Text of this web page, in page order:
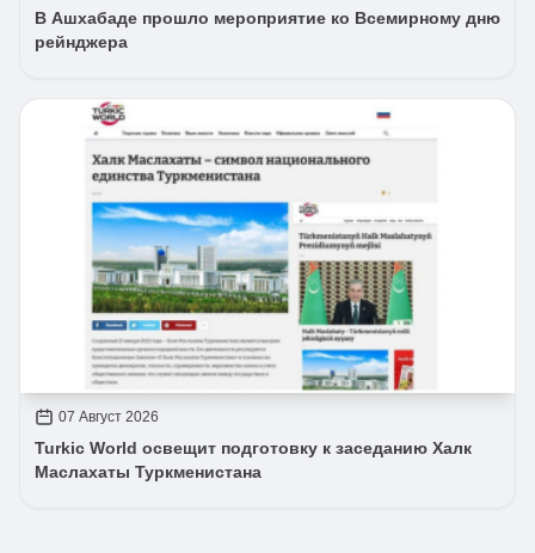
В Ашхабаде прошло мероприятие ко Всемирному дню
рейнджера
07 Август 2026
Turkic World освещит подготовку к заседанию Халк
Маслахаты Туркменистана